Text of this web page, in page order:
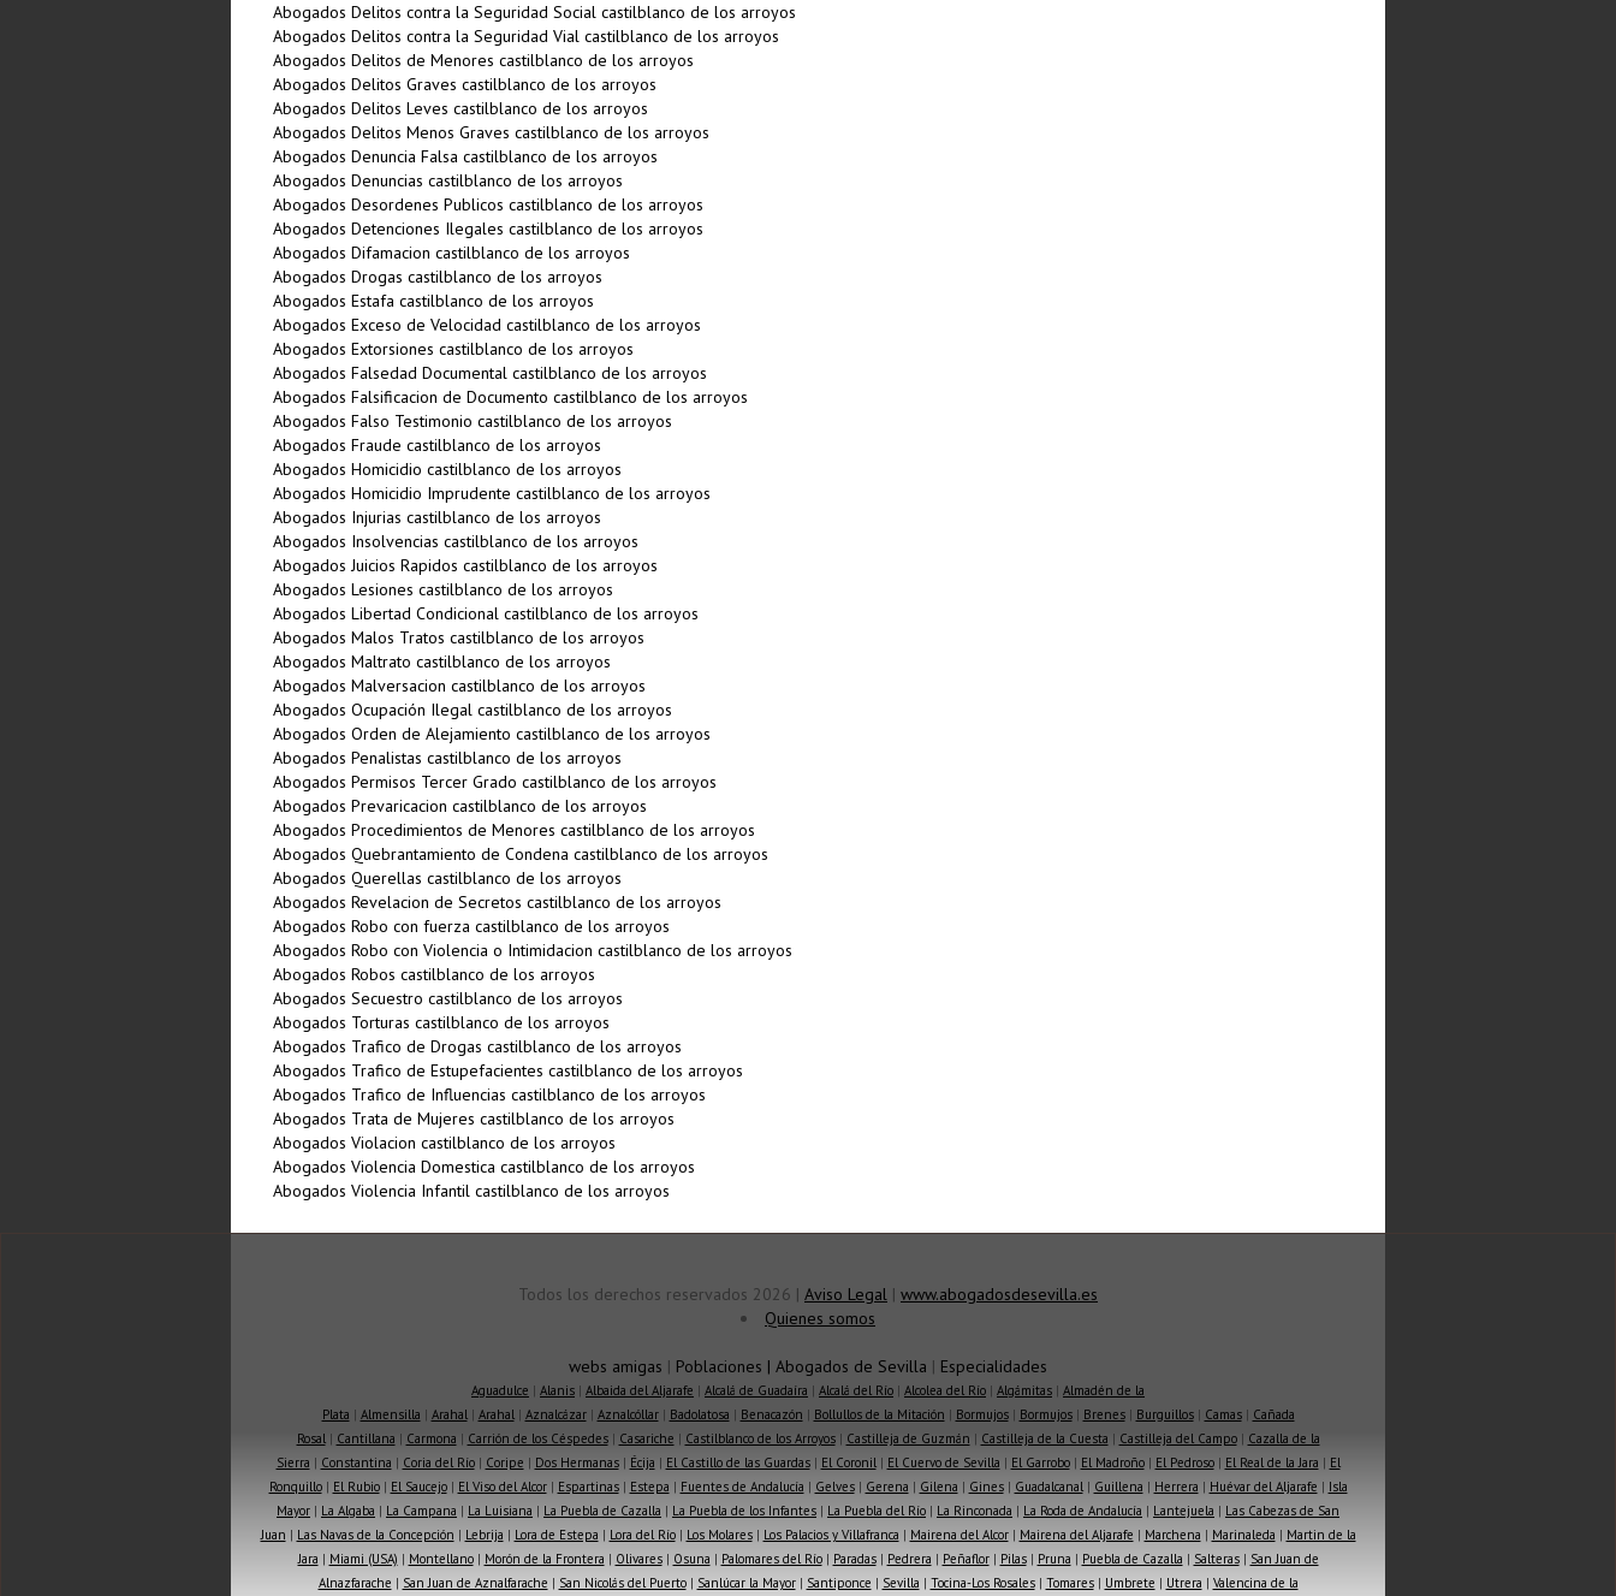
Abogados Delitos contra la Seguridad Social castilblanco de los arroyos
Abogados Delitos contra la Seguridad Vial castilblanco de los arroyos
Abogados Delitos de Menores castilblanco de los arroyos
Abogados Delitos Graves castilblanco de los arroyos
Abogados Delitos Leves castilblanco de los arroyos
Abogados Delitos Menos Graves castilblanco de los arroyos
Abogados Denuncia Falsa castilblanco de los arroyos
Abogados Denuncias castilblanco de los arroyos
Abogados Desordenes Publicos castilblanco de los arroyos
Abogados Detenciones Ilegales castilblanco de los arroyos
Abogados Difamacion castilblanco de los arroyos
Abogados Drogas castilblanco de los arroyos
Abogados Estafa castilblanco de los arroyos
Abogados Exceso de Velocidad castilblanco de los arroyos
Abogados Extorsiones castilblanco de los arroyos
Abogados Falsedad Documental castilblanco de los arroyos
Abogados Falsificacion de Documento castilblanco de los arroyos
Abogados Falso Testimonio castilblanco de los arroyos
Abogados Fraude castilblanco de los arroyos
Abogados Homicidio castilblanco de los arroyos
Abogados Homicidio Imprudente castilblanco de los arroyos
Abogados Injurias castilblanco de los arroyos
Abogados Insolvencias castilblanco de los arroyos
Abogados Juicios Rapidos castilblanco de los arroyos
Abogados Lesiones castilblanco de los arroyos
Abogados Libertad Condicional castilblanco de los arroyos
Abogados Malos Tratos castilblanco de los arroyos
Abogados Maltrato castilblanco de los arroyos
Abogados Malversacion castilblanco de los arroyos
Abogados Ocupación Ilegal castilblanco de los arroyos
Abogados Orden de Alejamiento castilblanco de los arroyos
Abogados Penalistas castilblanco de los arroyos
Abogados Permisos Tercer Grado castilblanco de los arroyos
Abogados Prevaricacion castilblanco de los arroyos
Abogados Procedimientos de Menores castilblanco de los arroyos
Abogados Quebrantamiento de Condena castilblanco de los arroyos
Abogados Querellas castilblanco de los arroyos
Abogados Revelacion de Secretos castilblanco de los arroyos
Abogados Robo con fuerza castilblanco de los arroyos
Abogados Robo con Violencia o Intimidacion castilblanco de los arroyos
Abogados Robos castilblanco de los arroyos
Abogados Secuestro castilblanco de los arroyos
Abogados Torturas castilblanco de los arroyos
Abogados Trafico de Drogas castilblanco de los arroyos
Abogados Trafico de Estupefacientes castilblanco de los arroyos
Abogados Trafico de Influencias castilblanco de los arroyos
Abogados Trata de Mujeres castilblanco de los arroyos
Abogados Violacion castilblanco de los arroyos
Abogados Violencia Domestica castilblanco de los arroyos
Abogados Violencia Infantil castilblanco de los arroyos
Todos los derechos reservados 2026 | Aviso Legal | www.abogadosdesevilla.es
Quienes somos
webs amigas | Poblaciones | Abogados de Sevilla | Especialidades
Aguadulce | Alanis | Albaida del Aljarafe | Alcalá de Guadaíra | Alcalá del Río | Alcolea del Río | Algámitas | Almadén de la
Plata | Almensilla | Arahal| Arahal| Aznalcázar| Aznalcóllar| Badolatosa | Benacazón | Bollullos de la Mitación | Bormujos| Bormujos| Brenes| Burguillos| Camas| Cañada
Rosal| Cantillana | Carmona | Carrión de los Céspedes| Casariche | Castilblanco de los Arroyos| Castilleja de Guzmán | Castilleja de la Cuesta | Castilleja del Campo| Cazalla de la
Sierra | Constantina | Coria del Río| Coripe | Dos Hermanas| Écija | El Castillo de las Guardas| El Coronil| El Cuervo de Sevilla | El Garrobo| El Madroño| El Pedroso| El Real de la Jara | El
Ronquillo| El Rubio| El Saucejo| El Viso del Alcor| Espartinas| Estepa | Fuentes de Andalucía | Gelves| Gerena | Gilena | Gines| Guadalcanal| Guillena | Herrera | Huévar del Aljarafe | Isla
Mayor | La Algaba | La Campana | La Luisiana | La Puebla de Cazalla | La Puebla de los Infantes | La Puebla del Río | La Rinconada | La Roda de Andalucía | Lantejuela | Las Cabezas de San
Juan | Las Navas de la Concepción | Lebrija | Lora de Estepa | Lora del Río| Los Molares| Los Palacios y Villafranca | Mairena del Alcor| Mairena del Aljarafe | Marchena | Marinaleda | Martin de la
Jara | Miami (USA) | Montellano| Morón de la Frontera | Olivares| Osuna | Palomares del Río| Paradas| Pedrera | Peñaflor| Pilas| Pruna | Puebla de Cazalla | Salteras| San Juan de
Alnazfarache | San Juan de Aznalfarache | San Nicolás del Puerto| Sanlúcar la Mayor| Santiponce | Sevilla | Tocina-Los Rosales| Tomares| Umbrete | Utrera | Valencina de la